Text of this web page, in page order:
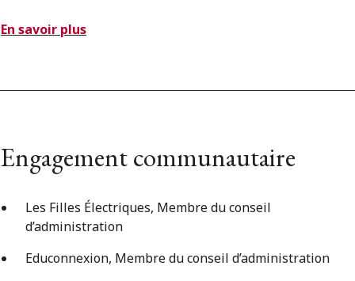
En savoir plus
Engagement communautaire
Les Filles Électriques, Membre du conseil
d’administration
Educonnexion, Membre du conseil d’administration